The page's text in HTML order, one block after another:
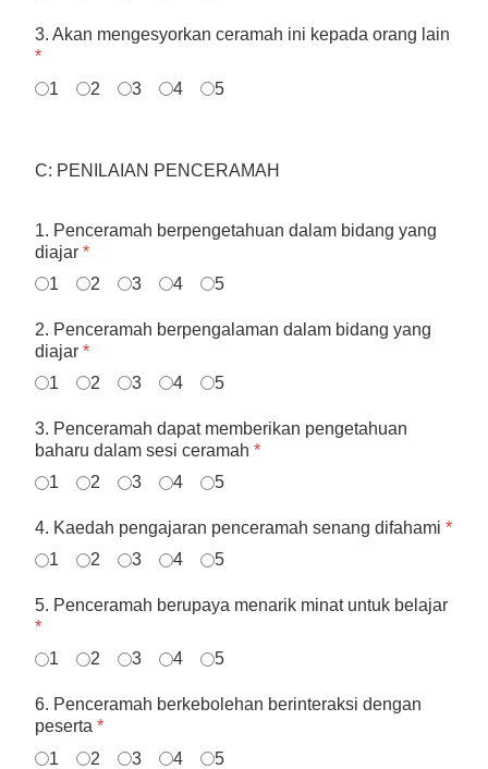
3. Akan mengesyorkan ceramah ini kepada orang lain
*
1
2 3 4 5
C: PENILAIAN PENCERAMAH
1. Penceramah berpengetahuan dalam bidang yang
diajar *
1
2 3 4 5
2. Penceramah berpengalaman dalam bidang yang
diajar *
1
2 3 4 5
3. Penceramah dapat memberikan pengetahuan
baharu dalam sesi ceramah *
1
2 3 4 5
4. Kaedah pengajaran penceramah senang difahami *
1
2 3 4 5
5. Penceramah berupaya menarik minat untuk belajar
*
1
2 3 4 5
6. Penceramah berkebolehan berinteraksi dengan
peserta *
1
2 3 4 5